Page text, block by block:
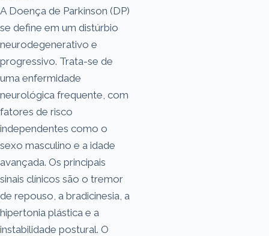
A Doença de Parkinson (DP)
se define em um distúrbio
neurodegenerativo e
progressivo. Trata-se de
uma enfermidade
neurológica frequente, com
fatores de risco
independentes como o
sexo masculino e a idade
avançada. Os principais
sinais clínicos são o tremor
de repouso, a bradicinesia, a
hipertonia plástica e a
instabilidade postural. O